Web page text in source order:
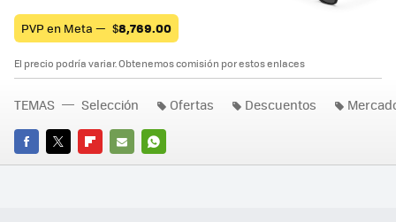
PVP en Meta — $8,769.00
El precio podría variar. Obtenemos comisión por estos enlaces
FACEBOOK
TWITTERFLIPBOARD
E-
WHATSAPP
TEMAS Selección Ofertas Descuentos